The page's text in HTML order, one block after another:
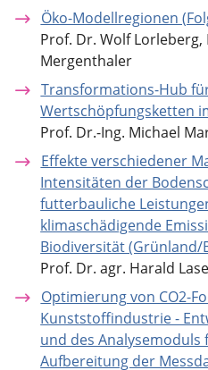
Öko-Modellregionen
Prof. Dr. Wolf
Mergenthaler
Transformations-Hub
Wertschöpfungsketten
Prof. Dr.-Ing. Michael
Effekte verschiedener
Intensitäten der
futterbauliche
klimaschädigende
Biodiversität (Grünland/
Prof. Dr. agr. Harald
Optimierung von CO2-
Kunststoffindustrie -
und des
Aufbereitung der